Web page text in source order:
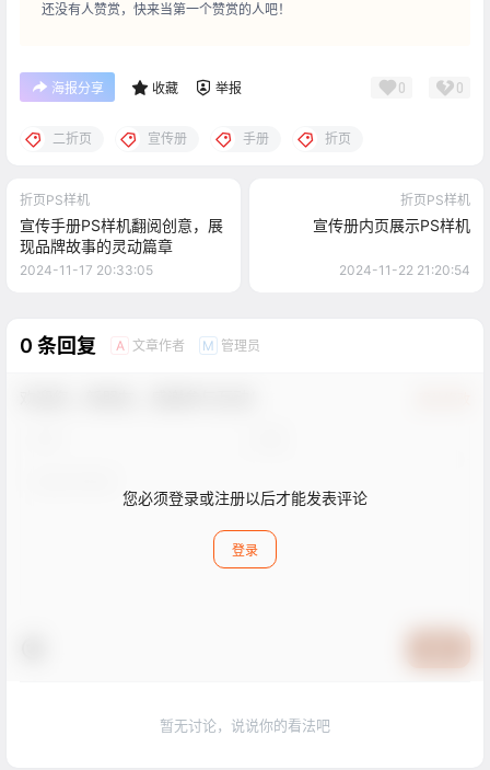
还没有人赞赏，快来当第一个赞赏的人吧！
海报分享 收藏 举报 0 0
二折页 宣传册 手册 折页
折页PS样机
宣传手册PS样机翻阅创意，展
现品牌故事的灵动篇章
2024-11-17 20:33:05
折页PS样机
宣传册内页展示PS样机
2024-11-22 21:20:54
0 条回复 A 文章作者 M 管理员
您必须登录或注册以后才能发表评论
登录
暂无讨论，说说你的看法吧